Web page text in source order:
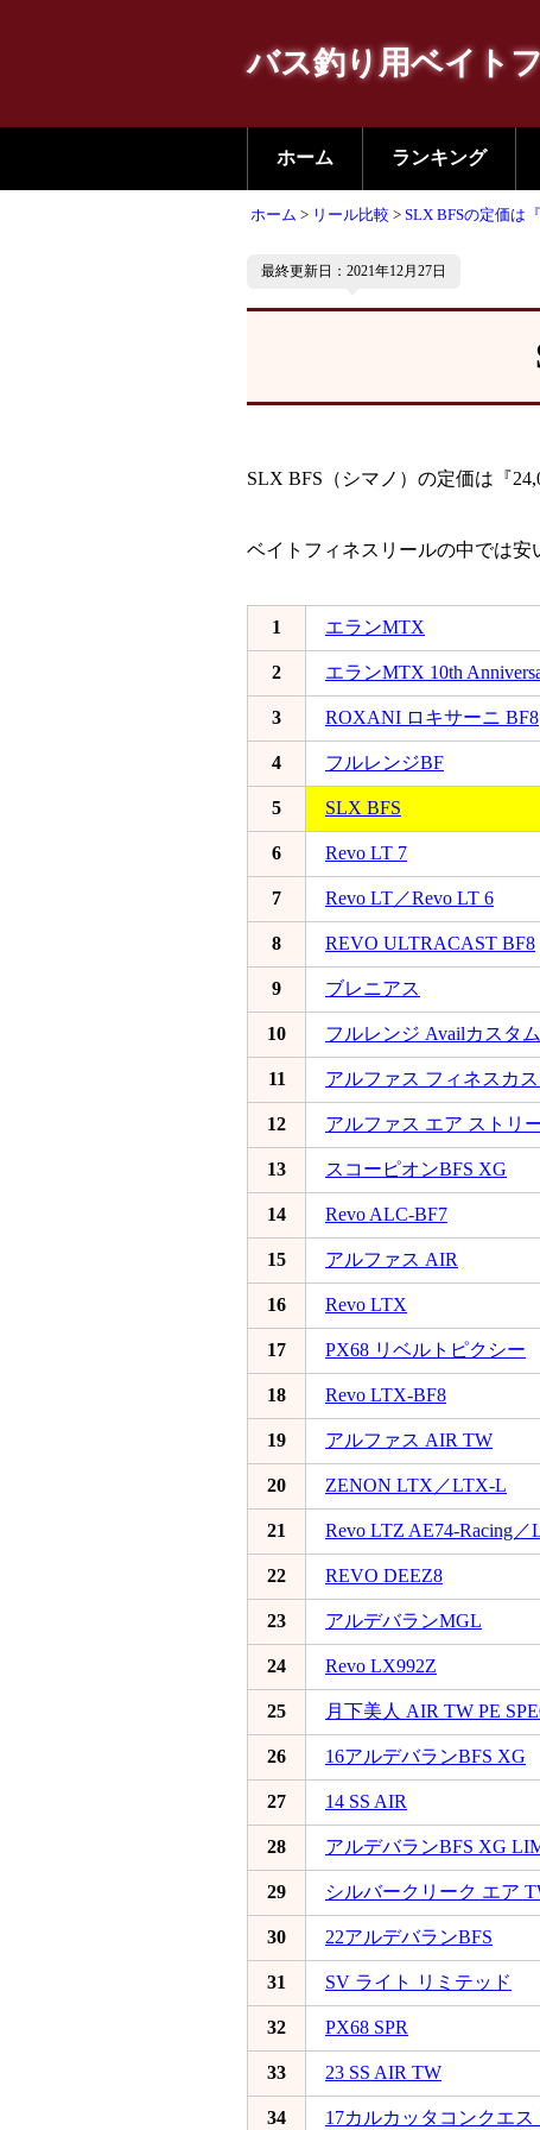
バス釣り用ベイト
ホーム ランキング
ホーム リール比較 SLX BFSの定価は
最終更新日：2021年12月27日
SLX BFS（シマノ）の定価は『
ベイトフィネスリールの中では安
1 エランMTX
2 エランMTX 10th
3 ROXANI ロキサーニ BF8
4 フルレンジBF
5 SLX BFS
6 Revo LT 7
7 Revo LT／Revo LT 6
8 REVO ULTRACAST BF8
9 ブレニアス
10 フルレンジ Availカスタム
11 アルファス フィネスカ
12 アルファス エア ストリ
13 スコーピオンBFS XG
14 Revo ALC-BF7
15 アルファス AIR
16 Revo LTX
17 PX68 リベルトピクシー
18 Revo LTX-BF8
19 アルファス AIR TW
20 ZENON LTX／LTX-L
21 Revo LTZ AE74-Racing／
22 REVO DEEZ8
23 アルデバランMGL
24 Revo LX992Z
25 月下美人 AIR TW PE
26 16アルデバランBFS XG
27 14 SS AIR
28 アルデバランBFS XG
29 シルバークリーク エア
30 22アルデバランBFS
31 SV ライト リミテッド
32 PX68 SPR
33 23 SS AIR TW
34 17カルカッタコンクエス